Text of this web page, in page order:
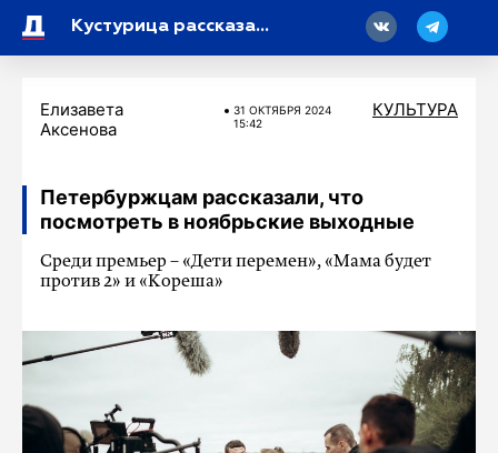
Кустурица рассказал о съемках фильма по роману «Преступление и наказание»
Елизавета
Аксенова
31 ОКТЯБРЯ 2024
15:42
КУЛЬТУРА
Петербуржцам рассказали, что
посмотреть в ноябрьские выходные
Среди премьер – «Дети перемен», «Мама будет
против 2» и «Кореша»